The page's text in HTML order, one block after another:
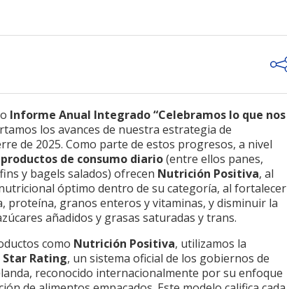
Informe Anual Integrado “Celebramos lo que nos
los avances de nuestra estrategia de
de 2025. Como parte de estos progresos, a nivel
productos de consumo diario(entre ellos panes,
y bagels salados) ofrecen Nutrición Positiva, al
óptimo dentro de su categoría, al fortalecer
proteína, granos enteros y vitaminas, y disminuir la
añadidos y grasas saturadas y trans.
como Nutrición Positiva, utilizamos la
Rating, un sistema oficial de los gobiernos de
reconocido internacionalmente por su enfoque